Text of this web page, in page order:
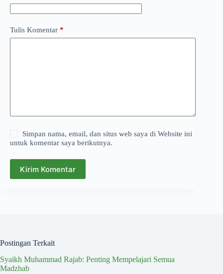
Tulis Komentar *
Simpan nama, email, dan situs web saya di Website ini
untuk komentar saya berikutnya.
Kirim Komentar
Postingan Terkait
Syaikh Muhammad Rajab: Penting Mempelajari Semua
Madzhab